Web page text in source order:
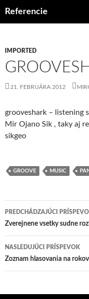
Referencie
IMPORTED
21. FEBRUÁRA 2012
grooveshark – listening
Mir Ojano Sik , taky aj
sikgeo
GROOVE MUSIC
Navigácia
článkami
PREDCHÁDZAJÚCI
Zverejnene vsetky sudne
NASLEDUJÚCI PRÍSPEVOK
Zoznam hlasovania na